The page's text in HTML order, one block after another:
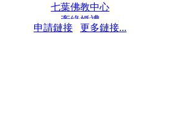
七葉佛教中心
牽緣婚禮
保髮堂
申請鏈接 更多鏈接...